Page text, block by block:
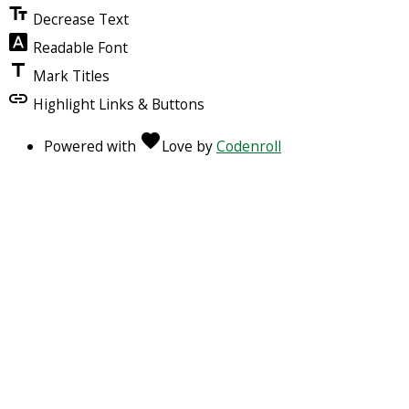
text_fields Decrease Text
font_download Readable Font
title Mark Titles
link Highlight Links & Buttons
Powered with favoriteLove byCodenroll